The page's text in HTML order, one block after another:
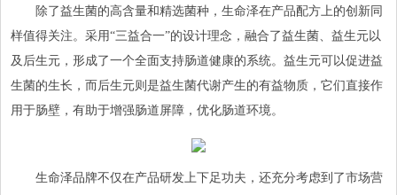
除了益生菌的高含量和精选菌种，生命泽在产品配方上的创新同
样值得关注。采用“三益合一”的设计理念，融合了益生菌、益生元以
及后生元，形成了一个全面支持肠道健康的系统。益生元可以促进益
生菌的生长，而后生元则是益生菌代谢产生的有益物质，它们直接作
用于肠壁，有助于增强肠道屏障，优化肠道环境。
生命泽品牌不仅在产品研发上下足功夫，还充分考虑到了市场营